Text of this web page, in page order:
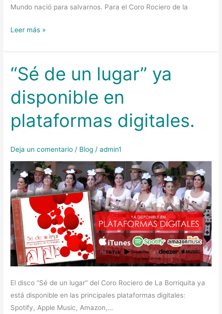
Mundo nació para salvarnos. Para el Coro Rociero de la
Leer más »
“Sé de un lugar” ya
disponible en
plataformas digitales.
Deja un comentario / Blog /admin1
El disco “Sé de un lugar” del Coro Rociero de La Borriquita ya
está disponible en las principales plataformas digitales:
Spotify, Apple Music, Amazon,…​
“Sé
un
lugar”
ya
disponible
plataformas
digitales.